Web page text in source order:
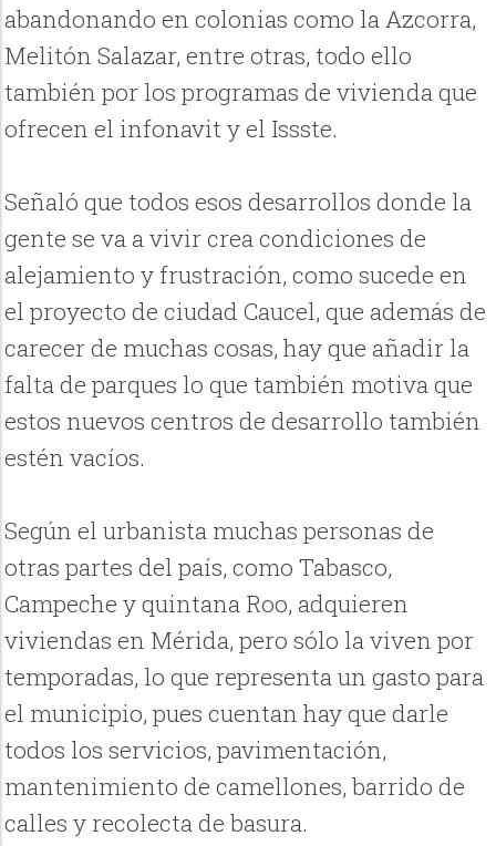
abandonando en colonias como la Azcorra,
Melitón Salazar, entre otras, todo ello
también por los programas de vivienda que
ofrecen el infonavit y el Issste.
Señaló que todos esos desarrollos donde la
gente se va a vivir crea condiciones de
alejamiento y frustración, como sucede en
el proyecto de ciudad Caucel, que además de
carecer de muchas cosas, hay que añadir la
falta de parques lo que también motiva que
estos nuevos centros de desarrollo también
estén vacíos.
Según el urbanista muchas personas de
otras partes del país, como Tabasco,
Campeche y quintana Roo, adquieren
viviendas en Mérida, pero sólo la viven por
temporadas, lo que representa un gasto para
el municipio, pues cuentan hay que darle
todos los servicios, pavimentación,
mantenimiento de camellones, barrido de
calles y recolecta de basura.